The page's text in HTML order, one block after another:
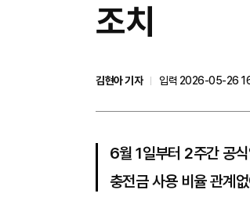
조치
김현아 기자
입력 2026-05-26
6월 1일부터 2주간 공
충전금 사용 비율 관계